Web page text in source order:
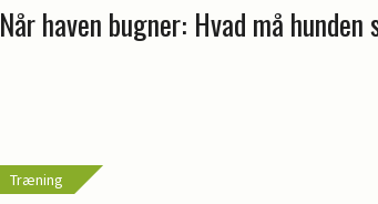
Når haven bugner: Hvad må hunden
Træning